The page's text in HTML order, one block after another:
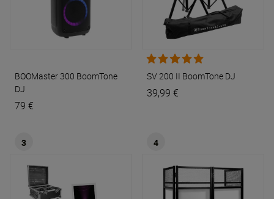
BOOMaster 300 BoomTone
DJ
79 €
SV 200 II BoomTone DJ
39,99 €
3 4